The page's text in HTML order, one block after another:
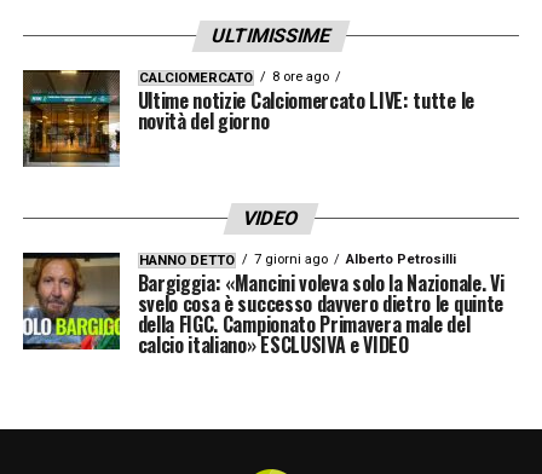
ULTIMISSIME
CALCIOMERCATO 8 ore ago
Ultime notizie Calciomercato LIVE: tutte le
novità del giorno
VIDEO
HANNO DETTO 7 giorni ago Alberto Petrosilli
Bargiggia: «Mancini voleva solo la Nazionale. Vi
svelo cosa è successo davvero dietro le quinte
della FIGC. Campionato Primavera male del
calcio italiano» ESCLUSIVA e VIDEO